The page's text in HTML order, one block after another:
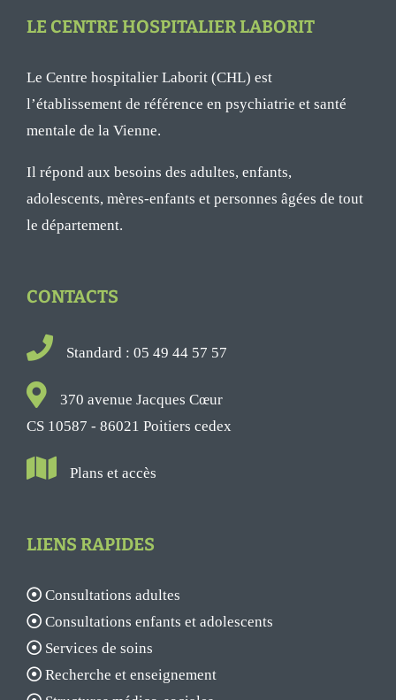
LE CENTRE HOSPITALIER LABORIT
Le Centre hospitalier Laborit (CHL) est
l’établissement de référence en psychiatrie et santé
mentale de la Vienne.
Il répond aux besoins des adultes, enfants,
adolescents, mères-enfants et personnes âgées de tout
le département.
CONTACTS
Standard : 05 49 44 57 57
370 avenue Jacques Cœur
CS 10587 - 86021 Poitiers cedex
Plans et accès
LIENS RAPIDES
Consultations adultes
Consultations enfants et adolescents
Services de soins
Recherche et enseignement